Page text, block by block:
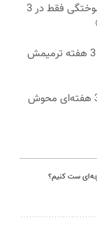
ترمیم جای زخم، بخیه و سوختگی فقط در 3
جای بخیه داری؟؟ فقط در 3 هفته ترمیمش
جای زخم و بخیه داری؟؟ 3 هفته‌ای محوش
ست کنیم؟